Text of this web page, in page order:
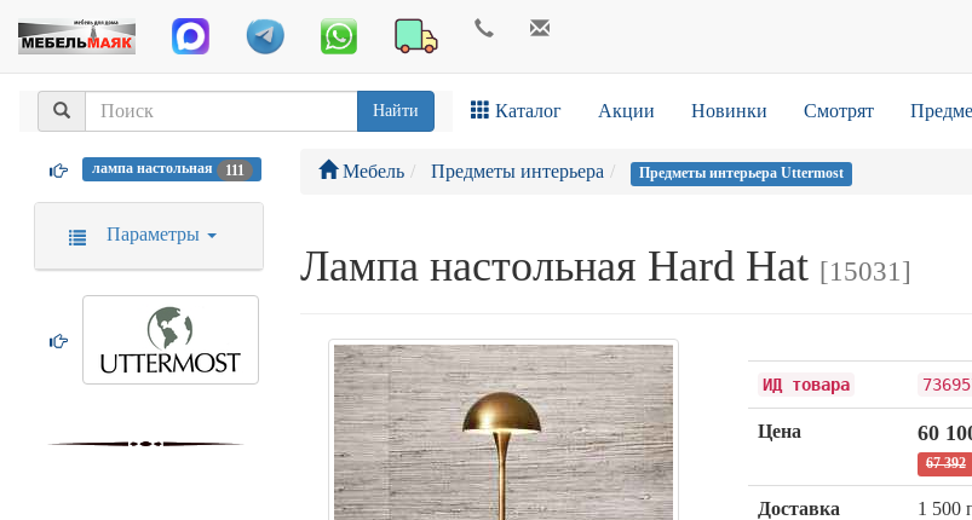
Найти Каталог Акции Новинки Смотрят
Мебель Предметы интерьера Предметы интерьера Uttermost
Лампа настольная Hard Hat [15031]
ИД товара
Цена 60
67 392
Доставка 1 500
лампа настольная 111
Параметры